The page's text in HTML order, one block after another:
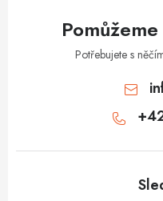
Potřebujete s